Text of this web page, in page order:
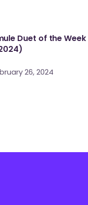
Duet of the
26, 2024